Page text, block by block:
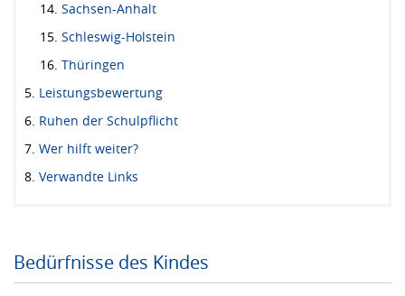
Sachsen-Anhalt
Schleswig-Holstein
Thüringen
Leistungsbewertung
Ruhen der Schulpflicht
Wer hilft weiter?
Verwandte Links
Bedürfnisse des Kindes